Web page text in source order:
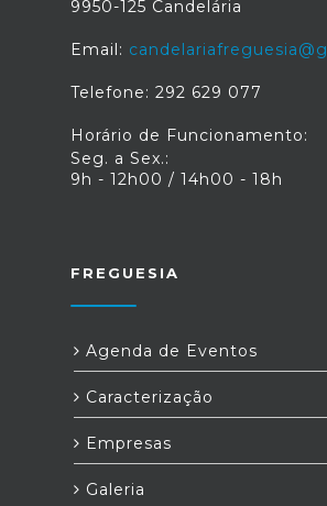
9950-125 Candelária
Email:
Telefone: 292 629 077
Horário de Funcionamento:
Seg. a Sex.:
9h - 12h00 / 14h00 - 18h
FREGUESIA
Agenda de Eventos
Caracterização
Empresas
Galeria